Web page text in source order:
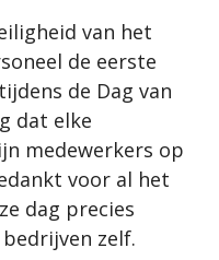
van het
de eerste
de Dag van
dat elke
medewerkers op
voor al het
dag precies
zelf.